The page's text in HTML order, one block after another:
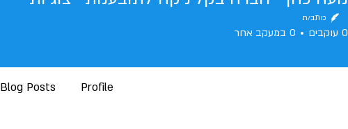
כותב/ת
0 עוקבים 0 במעקב אחר
Profile
Blog Posts